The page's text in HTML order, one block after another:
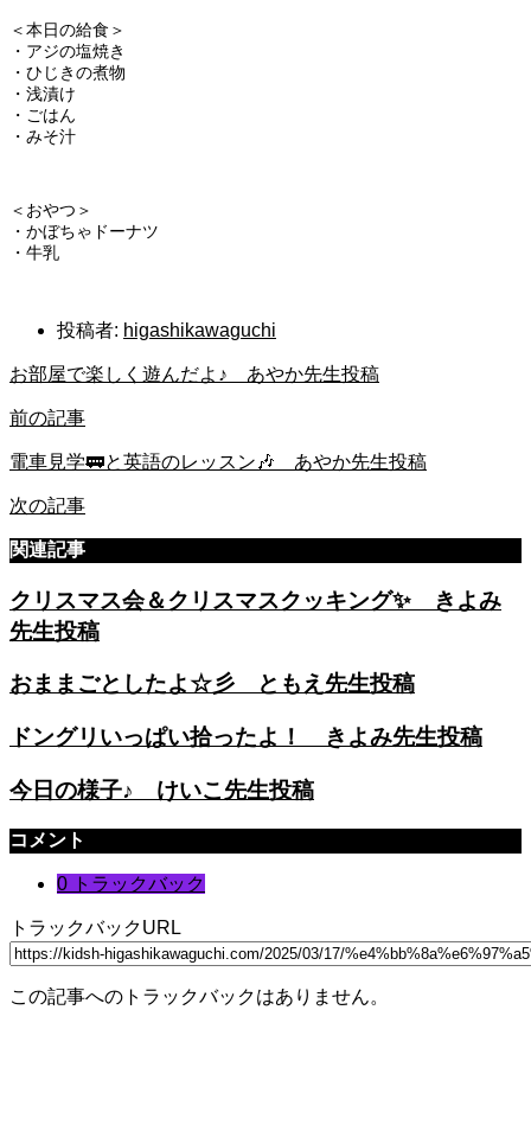
＜本日の給食＞
・アジの塩焼き
・ひじきの煮物
・浅漬け
・ごはん
・みそ汁
＜おやつ＞
・かぼちゃドーナツ
・牛乳
投稿者: higashikawaguchi
お部屋で楽しく遊んだよ♪ あやか先生投稿
前の記事
電車見学🚃と英語のレッスン🎶 あやか先生投稿
次の記事
関連記事
クリスマス会＆クリスマスクッキング✨ きよみ
先生投稿
おままごとしたよ☆彡 ともえ先生投稿
ドングリいっぱい拾ったよ！ きよみ先生投稿
今日の様子♪ けいこ先生投稿
コメント
0 トラックバック
トラックバックURL
この記事へのトラックバックはありません。